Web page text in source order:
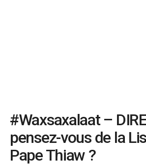
#Waxsaxalaat –
pensez-vous de la
Pape Thiaw ?